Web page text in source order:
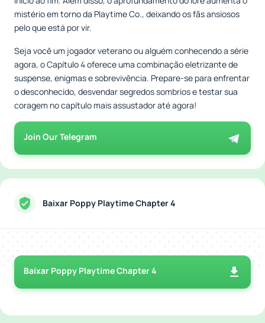
mistério em torno da Playtime Co., deixando os fãs ansiosos
pelo que está por vir.
Seja você um jogador veterano ou alguém conhecendo a série
agora, o Capítulo 4 oferece uma combinação eletrizante de
suspense, enigmas e sobrevivência. Prepare-se para enfrentar
o desconhecido, desvendar segredos sombrios e testar sua
coragem no capítulo mais assustador até agora!
Join Our Telegram
Baixar Poppy Playtime Chapter 4
Baixar Poppy Playtime Chapter 4